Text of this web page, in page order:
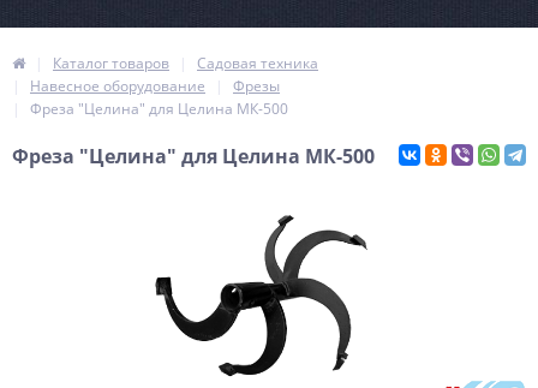
Каталог товаров
Садовая техника
Навесное оборудование
Фрезы
Фреза "Целина" для Целина МК-500
Фреза "Целина" для Целина МК-500